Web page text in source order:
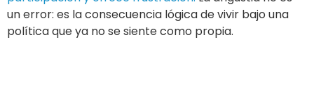
un error: es la consecuencia lógica de vivir bajo una
política que ya no se siente como propia.